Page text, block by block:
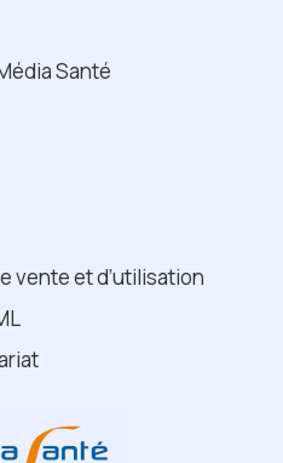
Santé
vente et d’utilisation